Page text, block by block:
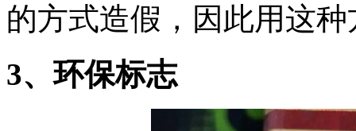
的方式造假，因此用这
3、环保标志